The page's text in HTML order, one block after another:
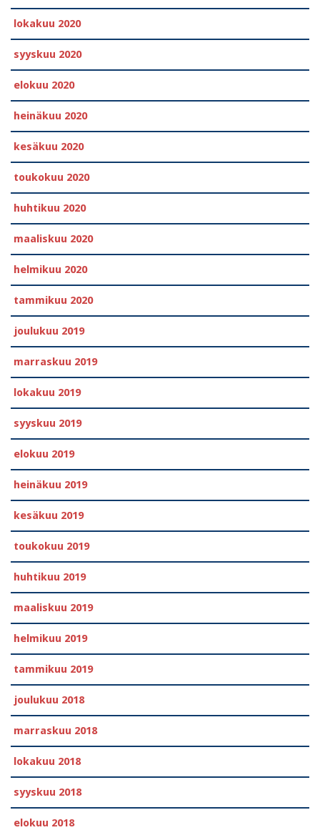
lokakuu 2020
syyskuu 2020
elokuu 2020
heinäkuu 2020
kesäkuu 2020
toukokuu 2020
huhtikuu 2020
maaliskuu 2020
helmikuu 2020
tammikuu 2020
joulukuu 2019
marraskuu 2019
lokakuu 2019
syyskuu 2019
elokuu 2019
heinäkuu 2019
kesäkuu 2019
toukokuu 2019
huhtikuu 2019
maaliskuu 2019
helmikuu 2019
tammikuu 2019
joulukuu 2018
marraskuu 2018
lokakuu 2018
syyskuu 2018
elokuu 2018